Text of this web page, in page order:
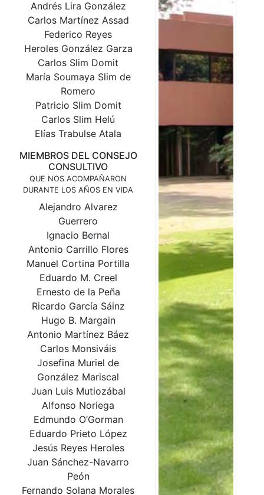
Andrés Lira González
Carlos Martínez Assad
Federico Reyes
Heroles González Garza
Carlos Slim Domit
María Soumaya Slim de
Romero
Patricio Slim Domit
Carlos Slim Helú
Elías Trabulse Atala
​MIEMBROS DEL CONSEJO
CONSULTIVO
QUE NOS ACOMPAÑARON
DURANTE LOS AÑOS EN VIDA
Alejandro Alvarez
Guerrero
Ignacio Bernal
Antonio Carrillo Flores
Manuel Cortina Portilla
Eduardo M. Creel
Ernesto de la Peña
Ricardo García Sáinz
Hugo B. Margain
Antonio Martínez Báez
Carlos Monsiváis
Josefina Muriel de
González Mariscal
Juan Luis Mutiozábal
Alfonso Noriega
Edmundo O’Gorman
Eduardo Prieto López
Jesús Reyes Heroles
Juan Sánchez-Navarro
Peón
Fernando Solana Morales